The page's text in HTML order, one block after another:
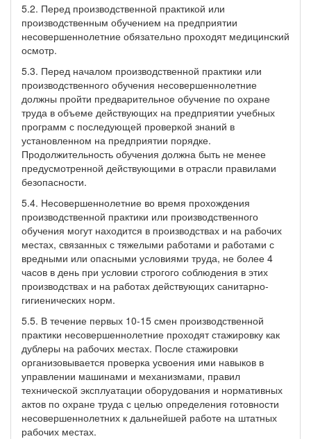
5.2. Перед производственной практикой или
производственным обучением на предприятии
несовершеннолетние обязательно проходят медицинский
осмотр.
5.3. Перед началом производственной практики или
производственного обучения несовершеннолетние
должны пройти предварительное обучение по охране
труда в объеме действующих на предприятии учебных
программ с последующей проверкой знаний в
установленном на предприятии порядке.
Продолжительность обучения должна быть не менее
предусмотренной действующими в отрасли правилами
безопасности.
5.4. Несовершеннолетние во время прохождения
производственной практики или производственного
обучения могут находится в производствах и на рабочих
местах, связанных с тяжелыми работами и работами с
вредными или опасными условиями труда, не более 4
часов в день при условии строгого соблюдения в этих
производствах и на работах действующих санитарно-
гигиенических норм.
5.5. В течение первых 10-15 смен производственной
практики несовершеннолетние проходят стажировку как
дублеры на рабочих местах. После стажировки
организовывается проверка усвоения ими навыков в
управлении машинами и механизмами, правил
технической эксплуатации оборудования и нормативных
актов по охране труда с целью определения готовности
несовершеннолетних к дальнейшей работе на штатных
рабочих местах.